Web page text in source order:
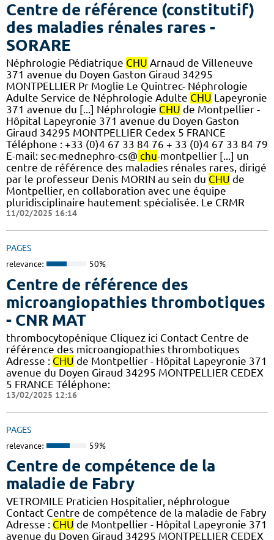
Centre de référence (constitutif)
des maladies rénales rares -
SORARE
Néphrologie Pédiatrique CHU Arnaud de Villeneuve
371 avenue du Doyen Gaston Giraud 34295
MONTPELLIER Pr Moglie Le Quintrec- Néphrologie
Adulte Service de Néphrologie Adulte CHU Lapeyronie
371 avenue du [...] Néphrologie CHU de Montpellier -
Hôpital Lapeyronie 371 avenue du Doyen Gaston
Giraud 34295 MONTPELLIER Cedex 5 FRANCE
Téléphone : +33 (0)4 67 33 84 76 + 33 (0)4 67 33 84 79
E-mail: sec-mednephro-cs@ chu-montpellier [...] un
centre de référence des maladies rénales rares, dirigé
par le professeur Denis MORIN au sein du CHU de
Montpellier, en collaboration avec une équipe
pluridisciplinaire hautement spécialisée. Le CRMR
11/02/2025 16:14
PAGES
relevance: 50%
Centre de référence des
microangiopathies thrombotiques
- CNR MAT
thrombocytopénique Cliquez ici Contact Centre de
référence des microangiopathies thrombotiques
Adresse : CHU de Montpellier - Hôpital Lapeyronie 371
avenue du Doyen Giraud 34295 MONTPELLIER CEDEX
5 FRANCE Téléphone:
13/02/2025 12:16
PAGES
relevance: 59%
Centre de compétence de la
maladie de Fabry
VETROMILE Praticien Hospitalier, néphrologue
Contact Centre de compétence de la maladie de Fabry
Adresse : CHU de Montpellier - Hôpital Lapeyronie 371
avenue du Doyen Giraud 34295 MONTPELLIER CEDEX